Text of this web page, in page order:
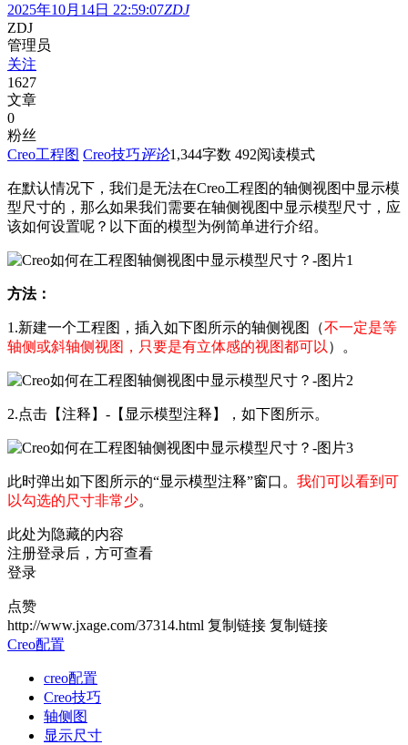
2025年10月14日 22:59:07ZDJ
ZDJ
管理员
关注
1627
文章
0
粉丝
Creo工程图 Creo技巧评论1,344字数 492阅读模式
在默认情况下，我们是无法在Creo工程图的轴侧视图中显示模
型尺寸的，那么如果我们需要在轴侧视图中显示模型尺寸，应
该如何设置呢？以下面的模型为例简单进行介绍。
方法：
1.新建一个工程图，插入如下图所示的轴侧视图（不一定是等
轴侧或斜轴侧视图，只要是有立体感的视图都可以 ）。
2.点击【注释】-【显示模型注释】，如下图所示。
此时弹出如下图所示的“显示模型注释”窗口。 我们可以看到可
以勾选的尺寸非常少。
此处为隐藏的内容
注册登录后，方可查看
登录
点赞
http://www.jxage.com/37314.html 复制链接 复制链接
Creo配置
creo配置
Creo技巧
轴侧图
显示尺寸